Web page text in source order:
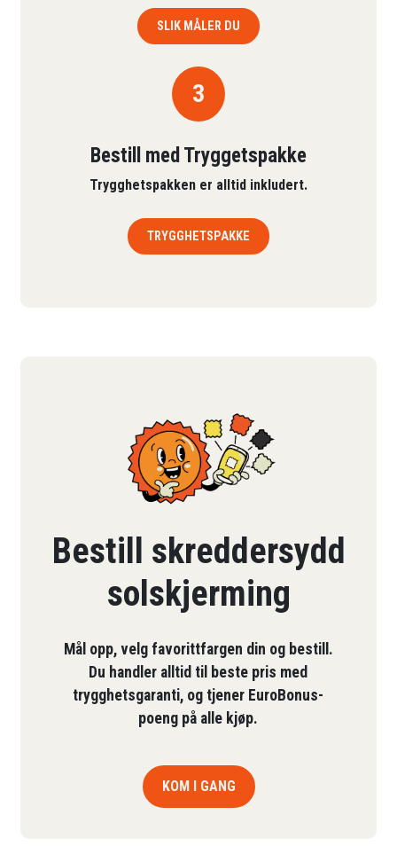
SLIK MÅLER DU
3
Bestill med Tryggetspakke
Trygghetspakken er alltid inkludert.
TRYGGHETSPAKKE
Bestill skreddersydd
solskjerming
Mål opp, velg favorittfargen din og bestill.
Du handler alltid til beste pris med
trygghetsgaranti, og tjener EuroBonus-
poeng på alle kjøp.
KOM I GANG